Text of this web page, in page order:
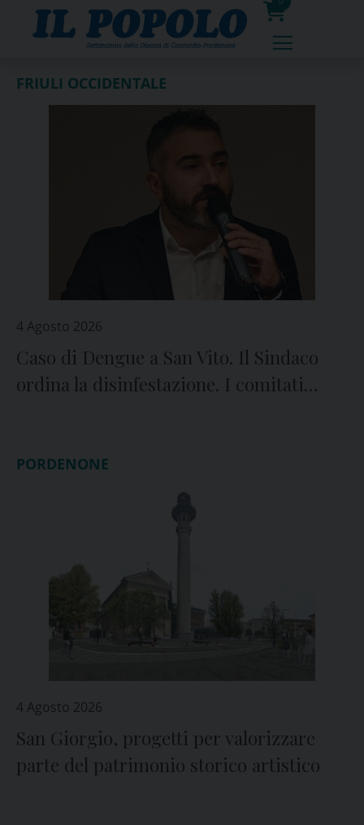
0
prodotti
FRIULI OCCIDENTALE
4 Agosto 2026
Caso di Dengue a San Vito. Il Sindaco
ordina la disinfestazione. I comitati
PORDENONE
4 Agosto 2026
San Giorgio, progetti per valorizzare
parte del patrimonio storico artistico